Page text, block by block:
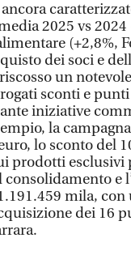
2025 vs
(+2,8%,
dei soci e
un
sconti e
iniziative
la
lo sconto del
prodotti esclusivi
consolidamento e
mila,
dei 16